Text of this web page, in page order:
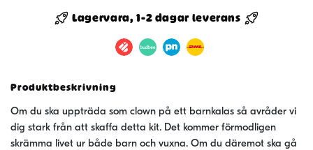
Kit
Lagervara, 1-2 dagar leverans
Produktbeskrivning
Om du ska uppträda som clown på ett barnkalas så avråder vi
dig stark från att skaffa detta kit. Det kommer förmodligen
skrämma livet ur både barn och vuxna. Om du däremot ska gå